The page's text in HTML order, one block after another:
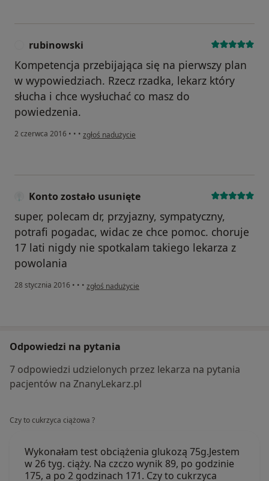
rubinowski
Kompetencja przebijająca się na pierwszy plan
w wypowiedziach. Rzecz rzadka, lekarz który
słucha i chce wysłuchać co masz do
powiedzenia.
2 czerwca 2016 • • • w opinii użytkownika rubinowski
zgłoś nadużycie
Konto zostało usunięte
super, polecam dr, przyjazny, sympatyczny,
potrafi pogadac, widac ze chce pomoc. choruje
17 lati nigdy nie spotkalam takiego lekarza z
powolania
28 stycznia 2016 • • • w opinii użytkownika Konto zostało usunięte
zgłoś nadużycie
Odpowiedzi na pytania
7 odpowiedzi udzielonych przez lekarza na pytania
pacjentów na ZnanyLekarz.pl
Czy to cukrzyca ciążowa ?
Wykonałam test obciążenia glukozą 75g.Jestem
w 26 tyg. ciąży. Na czczo wynik 89, po godzinie
175, a po 2 godzinach 171. Czy to cukrzyca